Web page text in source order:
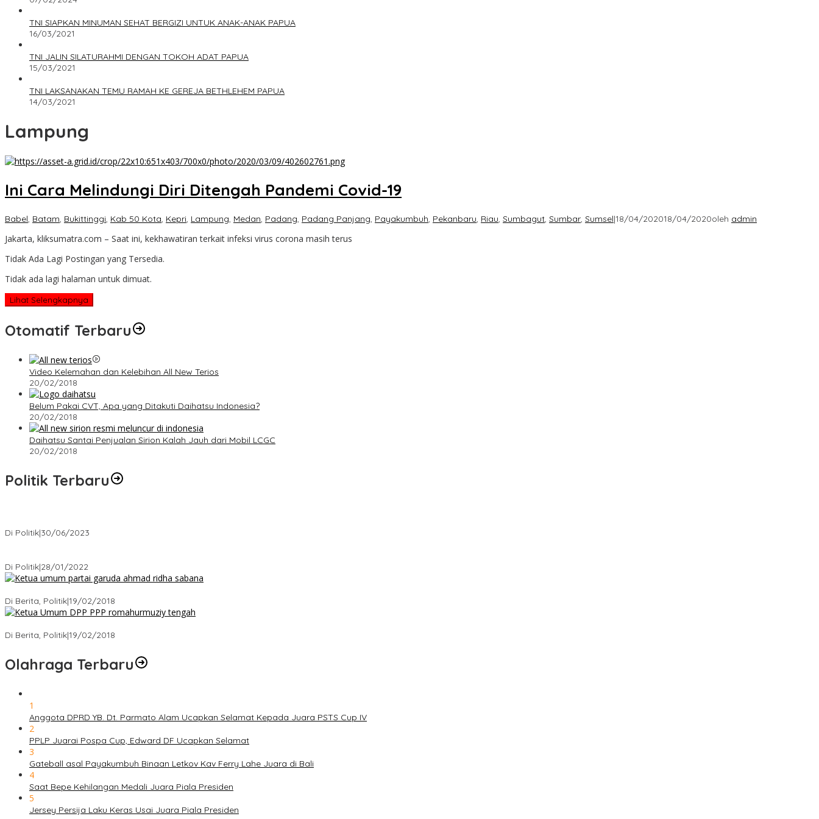
TNI SIAPKAN MINUMAN SEHAT BERGIZI UNTUK ANAK-ANAK PAPUA
16/03/2021
TNI JALIN SILATURAHMI DENGAN TOKOH ADAT PAPUA
15/03/2021
TNI LAKSANAKAN TEMU RAMAH KE GEREJA BETHLEHEM PAPUA
14/03/2021
Lampung
Ini Cara Melindungi Diri Ditengah Pandemi Covid-19
Babel, Batam, Bukittinggi, Kab 50 Kota, Kepri, Lampung, Medan, Padang, Padang Panjang, Payakumbuh, Pekanbaru, Riau, Sumbagut, Sumbar, Sumsel|18/04/202018/04/2020oleh admin
Jakarta, kliksumatra.com – Saat ini, kekhawatiran terkait infeksi virus corona masih terus
Tidak Ada Lagi Postingan yang Tersedia.
Tidak ada lagi halaman untuk dimuat.
Lihat Selengkapnya
Otomatif Terbaru
Video Kelemahan dan Kelebihan All New Terios
20/02/2018
Belum Pakai CVT, Apa yang Ditakuti Daihatsu Indonesia?
20/02/2018
Daihatsu Santai Penjualan Sirion Kalah Jauh dari Mobil LCGC
20/02/2018
Politik Terbaru
Di Politik|30/06/2023
Di Politik|28/01/2022
Di Berita, Politik|19/02/2018
Di Berita, Politik|19/02/2018
Olahraga Terbaru
1
Anggota DPRD YB. Dt. Parmato Alam Ucapkan Selamat Kepada Juara PSTS Cup IV
2
PPLP Juarai Pospa Cup, Edward DF Ucapkan Selamat
3
Gateball asal Payakumbuh Binaan Letkov Kav Ferry Lahe Juara di Bali
4
Saat Bepe Kehilangan Medali Juara Piala Presiden
5
Jersey Persija Laku Keras Usai Juara Piala Presiden